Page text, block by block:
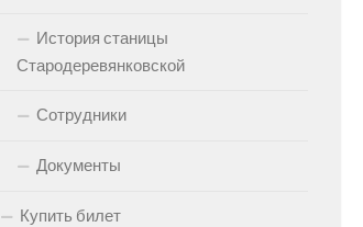
История станицы
Стародеревянковской
Сотрудники
Документы
Купить билет